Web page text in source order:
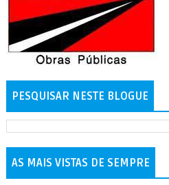
PESQUISAR NESTE BLOGUE
AS MAIS VISTAS DE SEMPRE